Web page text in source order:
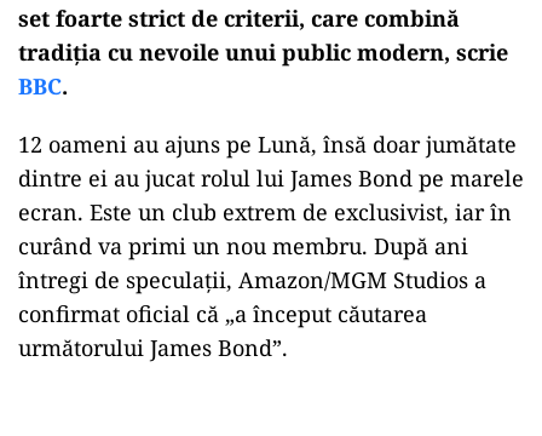
set foarte strict de criterii, care combină
tradiția cu nevoile unui public modern, scrie
BBC.
12 oameni au ajuns pe Lună, însă doar jumătate
dintre ei au jucat rolul lui James Bond pe marele
ecran. Este un club extrem de exclusivist, iar în
curând va primi un nou membru. După ani
întregi de speculații, Amazon/MGM Studios a
confirmat oficial că „a început căutarea
următorului James Bond”.